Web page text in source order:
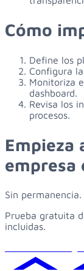
Cómo
Define los
Configura
Monitoriza
dashboard.
Revisa los
procesos.
Empieza
empresa
Sin
Prueba gratuita
incluidas.